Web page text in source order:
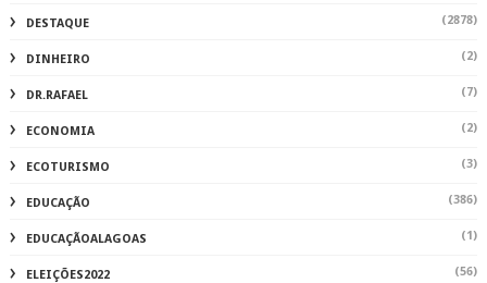
DESTAQUE (2878)
DINHEIRO (2)
DR.RAFAEL (7)
ECONOMIA (2)
ECOTURISMO (3)
EDUCAÇÃO (386)
EDUCAÇÃOALAGOAS (1)
ELEIÇÕES2022 (56)